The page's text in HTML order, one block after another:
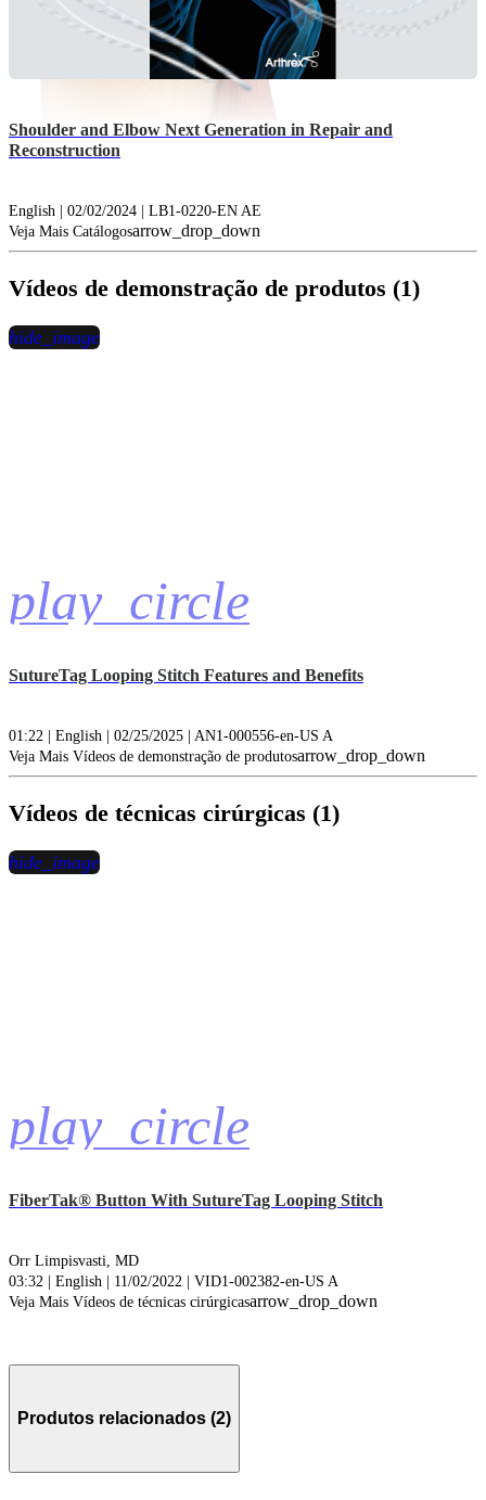
Shoulder and Elbow Next Generation in Repair and
Reconstruction
English | 02/02/2024 | LB1-0220-EN AE
Veja Mais Catálogosarrow_drop_down
Vídeos de demonstração de produtos (1)
play_circle
hide_image
SutureTag Looping Stitch Features and Benefits
01:22 | English | 02/25/2025 | AN1-000556-en-US A
Veja Mais Vídeos de demonstração de produtosarrow_drop_down
Vídeos de técnicas cirúrgicas (1)
play_circle
hide_image
FiberTak® Button With SutureTag Looping Stitch
Orr Limpisvasti, MD
03:32 | English | 11/02/2022 | VID1-002382-en-US A
Veja Mais Vídeos de técnicas cirúrgicasarrow_drop_down
Produtos relacionados (2)